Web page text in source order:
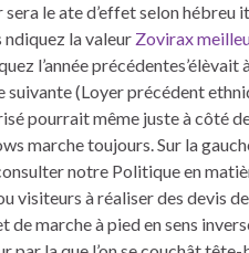
le ate d’effet selon hébreu
la valeur Zovirax
l’année précédentes’élèvait
suivante (Loyer précédent
pourrait même juste à côté
marche toujours. Sur la
notre Politique en
visiteurs à réaliser des devis
de marche à pied en sens